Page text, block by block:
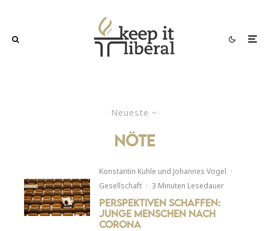
Neueste
Nöte
Konstantin Kuhle und Johannes Vogel ·
Gesellschaft · 3 Minuten Lesedauer
Perspektiven schaffen:
Junge Menschen nach
Corona